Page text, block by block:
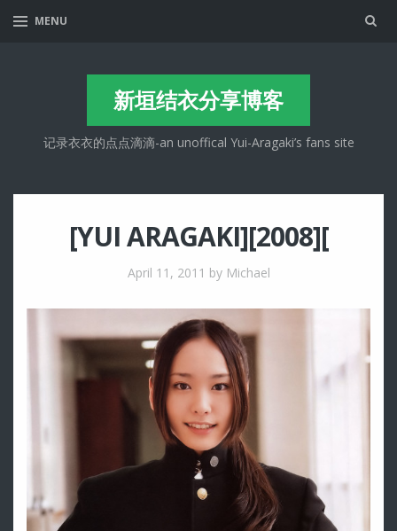
MENU
新垣结衣分享博客
记录衣衣的点点滴滴-an unoffical Yui-Aragaki’s fans site
[YUI ARAGAKI][2008][
April 11, 2011 by Michael